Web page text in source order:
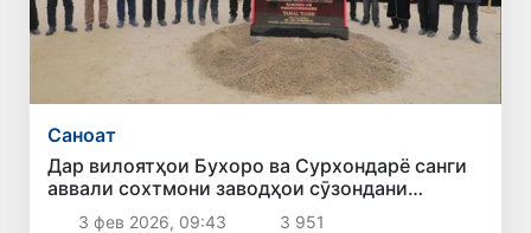
Саноат
Дар вилоятҳои Бухоро ва Сурхондарё санги
аввали сохтмони заводҳои сӯзондани
партовҳо гузошта шуд
3 фев 2026, 09:43 3 951